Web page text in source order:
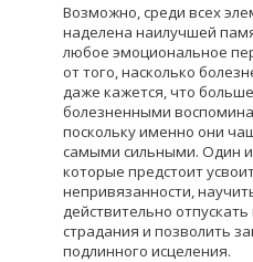
Возможно, среди всех
наделена наилучшей
любое эмоциональное
от того, насколько
даже кажется, что
болезненными
поскольку именно они
самыми сильными. Один
которые предстоит
непривязанности,
действительно
страдания и позволить
подлинного исцеления.